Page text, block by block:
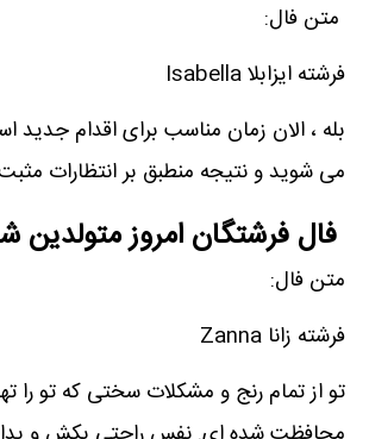
متن فال:
فرشته ایزابلا Isabella
بله ، الان زمان مناسب برای اقدام
می شوید و نتیجه منطبق بر انتظارات
فال فرشتگان امروز متولدین
متن فال:
فرشته زانا Zanna
تو از تمام رنج و مشکلات سختی که تو را